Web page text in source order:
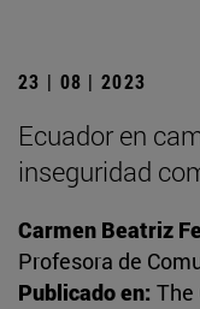
23 | 08 | 2023
Ecuador en
inseguridad
Carmen Beatriz
Profesora de
Publicado en: The